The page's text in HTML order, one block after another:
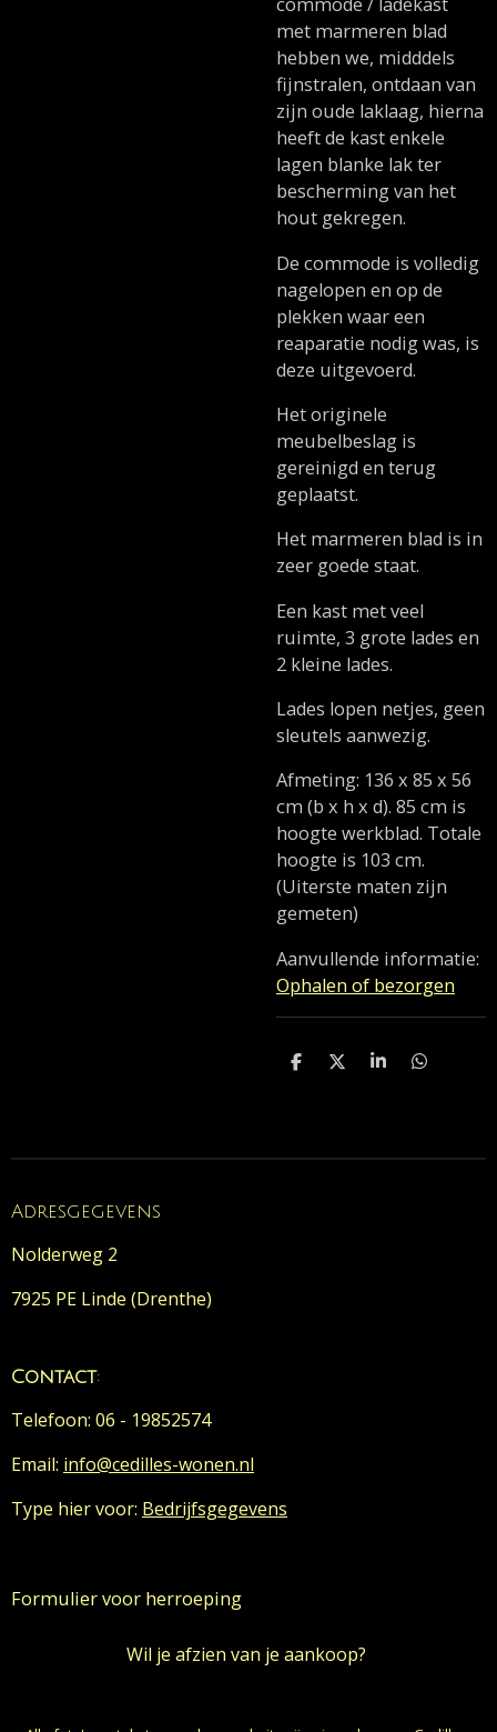
met marmeren blad
hebben we, midddels
fijnstralen, ontdaan van
zijn oude laklaag, hierna
heeft de kast enkele
lagen blanke lak ter
bescherming van het
hout gekregen.
De commode is volledig
nagelopen en op de
plekken waar een
reaparatie nodig was, is
deze uitgevoerd.
Het originele
meubelbeslag is
gereinigd en terug
geplaatst.
Het marmeren blad is in
zeer goede staat.
Een kast met veel
ruimte, 3 grote lades en
2 kleine lades.
Lades lopen netjes, geen
sleutels aanwezig.
Afmeting: 136 x 85 x 56
cm (b x h x d). 85 cm is
hoogte werkblad. Totale
hoogte is 103 cm.
(Uiterste maten zijn
gemeten)
Aanvullende informatie:
Ophalen of bezorgen
D
D
S
D
Adresgegevens
Nolderweg 2
7925 PE Linde (Drenthe)
Contact:
Telefoon: 06 - 19852574
Email: info@cedilles-wonen.nl
Type hier voor: Bedrijfsgegevens
Formulier voor herroeping
Wil je afzien van je aankoop?